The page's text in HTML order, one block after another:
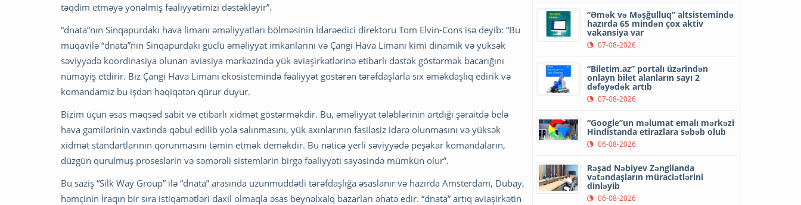
təqdim etməyə yönəlmiş fəaliyyətimizi dəstəkləyir”.
“dnata”nın Sinqapurdakı hava limanı əməliyyatları bölməsinin İdarəedici direktoru Tom Elvin-Cons isə deyib: “Bu
müqavilə “dnata”nın Sinqapurdakı güclü əməliyyat imkanlarını və Çangi Hava Limanı kimi dinamik və yüksək
səviyyədə koordinasiya olunan aviasiya mərkəzində yük aviaşirkətlərinə etibarlı dəstək göstərmək bacarığını
nümayiş etdirir. Biz Çangi Hava Limanı ekosistemində fəaliyyət göstərən tərəfdaşlarla sıx əməkdaşlıq edirik və
komandamız bu işdən həqiqətən qürur duyur.
Bizim üçün əsas məqsəd sabit və etibarlı xidmət göstərməkdir. Bu, əməliyyat tələblərinin artdığı şəraitdə belə
hava gəmilərinin vaxtında qəbul edilib yola salınmasını, yük axınlarının fasiləsiz idarə olunmasını və yüksək
xidmət standartlarının qorunmasını təmin etmək deməkdir. Bu nəticə yerli səviyyədə peşəkar komandaların,
düzgün qurulmuş proseslərin və səmərəli sistemlərin birgə fəaliyyəti sayəsində mümkün olur”.
Bu saziş “Silk Way Group” ilə “dnata” arasında uzunmüddətli tərəfdaşlığa əsaslanır və hazırda Amsterdam, Dubay,
həmçinin İraqın bir sıra istiqamətləri daxil olmaqla əsas beynəlxalq bazarları əhatə edir. “dnata” artıq aviaşirkətin
“Əmək və Məşğulluq” altsistemində
hazırda 65 mindən çox aktiv
vakansiya var
07-08-2026
“Biletim.az” portalı üzərindən
onlayn bilet alanların sayı 2
dəfəyədək artıb
07-08-2026
“Google”un məlumat emalı mərkəzi
Hindistanda etirazlara səbəb olub
06-08-2026
Rəşad Nəbiyev Zəngilanda
vətəndaşların müraciətlərini
dinləyib
06-08-2026